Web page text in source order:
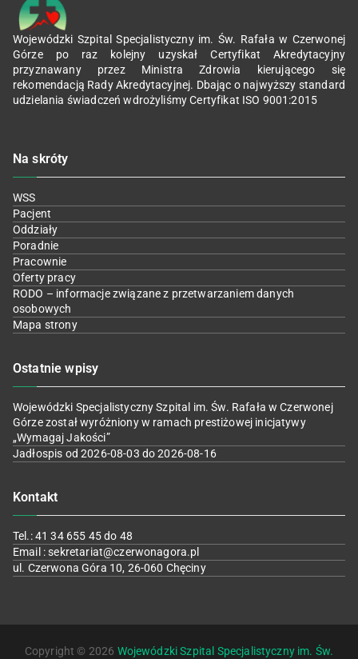
Wojewódzki Szpital Specjalistyczny im. Św. Rafała w Czerwonej
Górze po raz kolejny uzyskał Certyfikat Akredytacyjny
przyznawany przez Ministra Zdrowia kierującego się
rekomendacją Rady Akredytacyjnej. Dbając o najwyższy standard
udzielania świadczeń wdrożyliśmy Certyfikat ISO 9001:2015
Na skróty
WSS
Pacjent
Oddziały
Poradnie
Pracownie
Oferty pracy
RODO – informacje związane z przetwarzaniem danych
osobowych
Mapa strony
Ostatnie wpisy
Wojewódzki Specjalistyczny Szpital im. Św. Rafała w Czerwonej
Górze został wyróżniony w ramach prestiżowej inicjatywy
„Wymagaj Jakości”
Jadłospis od 2026-08-03 do 2026-08-16
Kontakt
Tel.: 41 34 655 45 do 48
Email : sekretariat@czerwonagora.pl
ul. Czerwona Góra 10, 26-060 Chęciny
Copyright © 2026 Wojewódzki Szpital Specjalistyczny im. Św.